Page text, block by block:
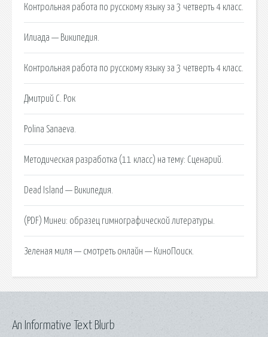
Контрольная работа по русскому языку за 3 четверть 4 класс.
Илиада — Википедия.
Контрольная работа по русскому языку за 3 четверть 4 класс.
Дмитрий C. Рок
Polina Sanaeva.
Методическая разработка (11 класс) на тему: Сценарий.
Dead Island — Википедия.
(PDF) Минеи: образец гимнографической литературы.
Зеленая миля — смотреть онлайн — КиноПоиск.
An Informative Text Blurb